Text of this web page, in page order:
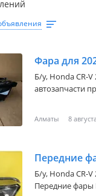
Фара для
Б/y, Honda CR-V
автозапчасти
Алматы 8
Передние
Б/y, Honda CR-V
Передние фары